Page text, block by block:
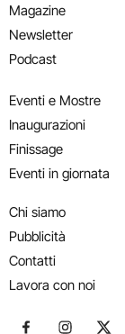
Magazine
Newsletter
Podcast
Eventi e Mostre
Inaugurazioni
Finissage
Eventi in giornata
Chi siamo
Pubblicità
Contatti
Lavora con noi
Seguici su
Seguici